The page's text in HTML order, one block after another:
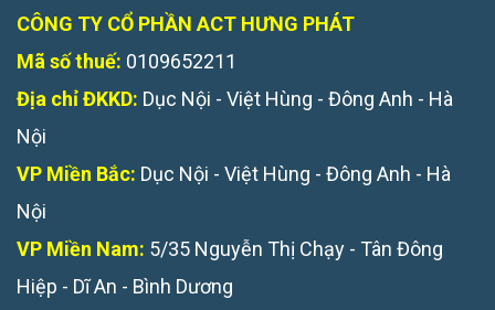
CÔNG TY CỔ PHẦN ACT HƯNG PHÁT
Mã số thuế: 0109652211
Địa chỉ ĐKKD: Dục Nội - Việt Hùng - Đông Anh - Hà
Nội
VP Miền Bắc: Dục Nội - Việt Hùng - Đông Anh - Hà
Nội
VP Miền Nam: 5/35 Nguyễn Thị Chạy - Tân Đông
Hiệp - Dĩ An - Bình Dương